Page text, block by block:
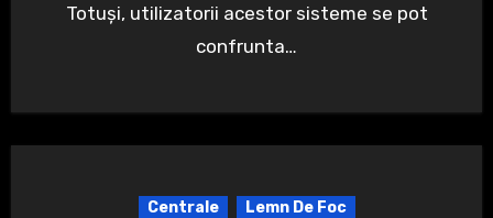
Totuși, utilizatorii acestor sisteme se pot
confrunta…
Centrale Lemn De Foc